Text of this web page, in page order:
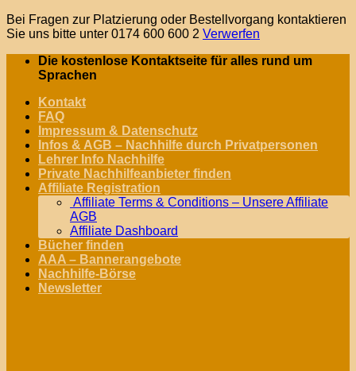
Bei Fragen zur Platzierung oder Bestellvorgang kontaktieren
Sie uns bitte unter 0174 600 600 2 Verwerfen
Zum
Die kostenlose Kontaktseite für alles rund um
Sprachen
Kontakt
FAQ
Impressum & Datenschutz
Infos & AGB – Nachhilfe durch Privatpersonen
Lehrer Info Nachhilfe
Private Nachhilfeanbieter finden
Affiliate Registration
Affiliate Terms & Conditions – Unsere Affiliate
AGB
Affiliate Dashboard
Bücher finden
AAA – Bannerangebote
Nachhilfe-Börse
Newsletter